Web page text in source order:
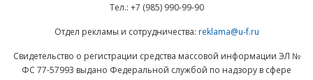
Тел.: +7 (985) 990-99-90
Отдел рекламы и сотрудничества: reklama@u-f.ru
Свидетельство о регистрации средства массовой информации ЭЛ №
ФС 77-57993 выдано Федеральной службой по надзору в сфере